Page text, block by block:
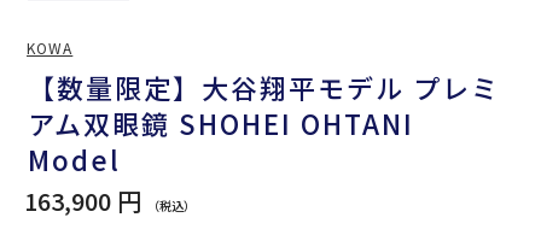
【数量限定】大谷翔平モデル プレミ
アム双眼鏡 SHOHEI OHTANI
Model
163,900 円
KOWA